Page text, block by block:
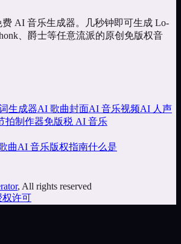
AI 音乐生成器。几秒钟即可生成 Lo-
、爵士等任意流派的原创免版权音
生成器AI 歌曲封面AI 音乐视频AI 人声
拍制作器免版税 AI 音乐
曲AI 音乐版权指南什么是
, All rights reserved
权许可